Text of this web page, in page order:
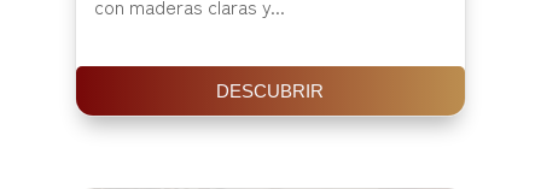
con maderas claras y...
DESCUBRIR